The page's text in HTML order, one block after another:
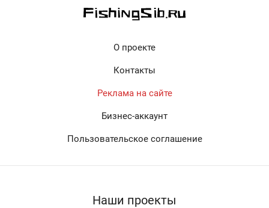
О проекте
Контакты
Реклама на сайте
Бизнес-аккаунт
Пользовательское соглашение
Наши проекты